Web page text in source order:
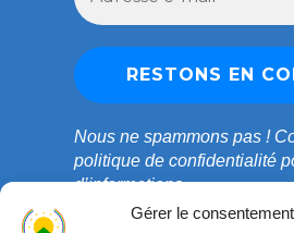
Gérer le
Nous ne spammons pas !
politique de confidentialité
d’informations.